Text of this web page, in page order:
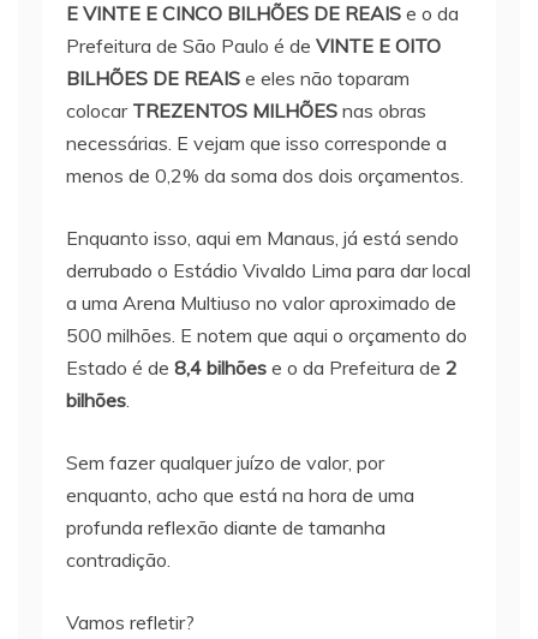
E VINTE E CINCO BILHÕES DE REAIS e o da
Prefeitura de São Paulo é de VINTE E OITO
BILHÕES DE REAIS e eles não toparam
colocar TREZENTOS MILHÕES nas obras
necessárias. E vejam que isso corresponde a
menos de 0,2% da soma dos dois orçamentos.
Enquanto isso, aqui em Manaus, já está sendo
derrubado o Estádio Vivaldo Lima para dar local
a uma Arena Multiuso no valor aproximado de
500 milhões. E notem que aqui o orçamento do
Estado é de 8,4 bilhões e o da Prefeitura de 2
bilhões.
Sem fazer qualquer juízo de valor, por
enquanto, acho que está na hora de uma
profunda reflexão diante de tamanha
contradição.
Vamos refletir?